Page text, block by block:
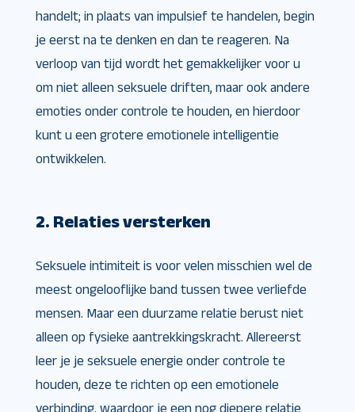
handelt; in plaats van impulsief te handelen, begin
je eerst na te denken en dan te reageren. Na
verloop van tijd wordt het gemakkelijker voor u
om niet alleen seksuele driften, maar ook andere
emoties onder controle te houden, en hierdoor
kunt u een grotere emotionele intelligentie
ontwikkelen.
2. Relaties versterken
Seksuele intimiteit is voor velen misschien wel de
meest ongelooflijke band tussen twee verliefde
mensen. Maar een duurzame relatie berust niet
alleen op fysieke aantrekkingskracht. Allereerst
leer je je seksuele energie onder controle te
houden, deze te richten op een emotionele
verbinding, waardoor je een nog diepere relatie